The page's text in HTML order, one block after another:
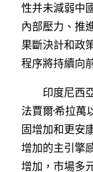
性并未減弱中
內部壓力、推
果斷決計和政
程序將持續向
印度尼西
法賈爾·希拉
固增加和更安
增加的主引擎
增加，市場多